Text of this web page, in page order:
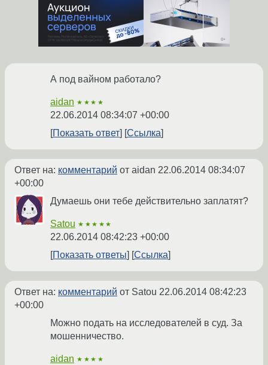
А под вайном работало?
aidan ★★★★
22.06.2014 08:34:07 +00:00
Показать ответ
Ссылка
Ответ на: комментарий от aidan 22.06.2014 08:34:07
+00:00
Думаешь они тебе действительно заплатят?
Satou ★★★★★
22.06.2014 08:42:23 +00:00
Показать ответы
Ссылка
Ответ на: комментарий от Satou 22.06.2014 08:42:23
+00:00
Можно подать на исследователей в суд. За
мошенничество.
aidan ★★★★